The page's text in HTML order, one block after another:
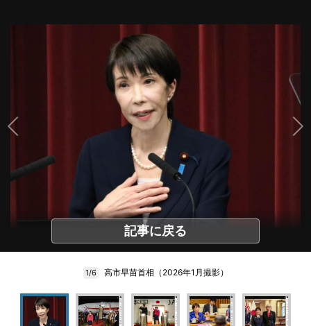
記事に戻る
1/6 高市早苗首相（2026年1月撮影）